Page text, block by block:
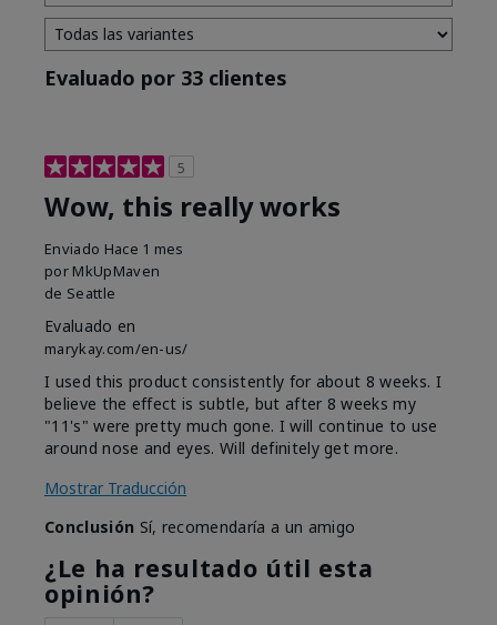
Evaluado por 33 clientes
5
Wow, this really works
Enviado Hace 1 mes
por MkUpMaven
de Seattle
Evaluado en
marykay.com/en-us/
I used this product consistently for about 8 weeks. I
believe the effect is subtle, but after 8 weeks my
"11's" were pretty much gone. I will continue to use
around nose and eyes. Will definitely get more.
Mostrar Traducción
Conclusión Sí, recomendaría a un amigo
¿Le ha resultado útil esta
opinión?